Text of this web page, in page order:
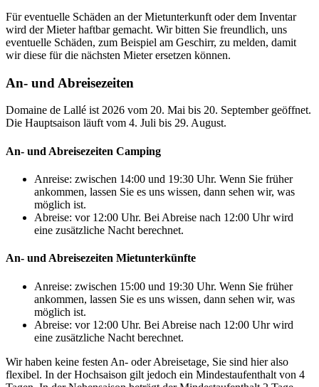
Für eventuelle Schäden an der Mietunterkunft oder dem Inventar
wird der Mieter haftbar gemacht. Wir bitten Sie freundlich, uns
eventuelle Schäden, zum Beispiel am Geschirr, zu melden, damit
wir diese für die nächsten Mieter ersetzen können.
An- und Abreisezeiten
Domaine de Lallé ist 2026 vom 20. Mai bis 20. September geöffnet.
Die Hauptsaison läuft vom 4. Juli bis 29. August.
An- und Abreisezeiten Camping
Anreise: zwischen 14:00 und 19:30 Uhr. Wenn Sie früher
ankommen, lassen Sie es uns wissen, dann sehen wir, was
möglich ist.
Abreise: vor 12:00 Uhr. Bei Abreise nach 12:00 Uhr wird
eine zusätzliche Nacht berechnet.
An- und Abreisezeiten Mietunterkünfte
Anreise: zwischen 15:00 und 19:30 Uhr. Wenn Sie früher
ankommen, lassen Sie es uns wissen, dann sehen wir, was
möglich ist.
Abreise: vor 12:00 Uhr. Bei Abreise nach 12:00 Uhr wird
eine zusätzliche Nacht berechnet.
Wir haben keine festen An- oder Abreisetage, Sie sind hier also
flexibel. In der Hochsaison gilt jedoch ein Mindestaufenthalt von 4